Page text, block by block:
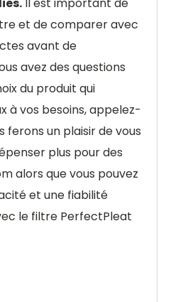
et de comparer avec
avant de
avez des questions
du produit qui
à vos besoins, appelez-
ferons un plaisir de vous
plus pour des
alors que vous pouvez
et une fiabilité
le filtre PerfectPleat